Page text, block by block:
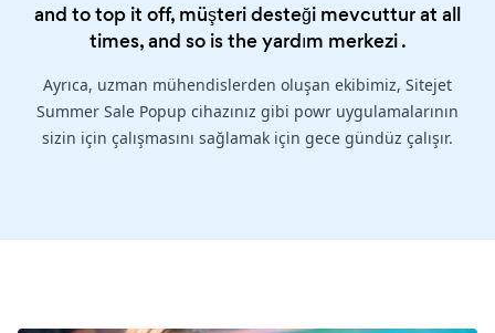
and to top it off, müşteri desteği mevcuttur at all
times, and so is theyardım merkezi.
Ayrıca, uzman mühendislerden oluşan ekibimiz, Sitejet
Summer Sale Popup cihazınız gibi powr uygulamalarının
sizin için çalışmasını sağlamak için gece gündüz çalışır.